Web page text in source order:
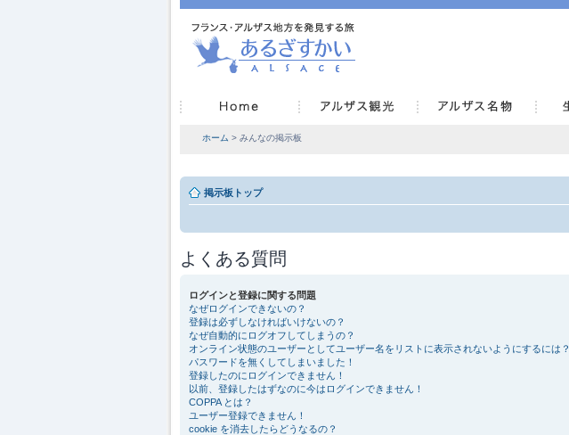
ホーム > みんなの掲示板
掲示板トップ
よくある質問
ログインと登録に関する問題
なぜログインできないの？
登録は必ずしなければいけないの？
なぜ自動的にログオフしてしまうの？
オンライン状態のユーザーとしてユーザー名をリストに表示されないようにするには？
パスワードを無くしてしまいました！
登録したのにログインできません！
以前、登録したはずなのに今はログインできません！
COPPA とは？
ユーザー登録できません！
cookie を消去したらどうなるの？